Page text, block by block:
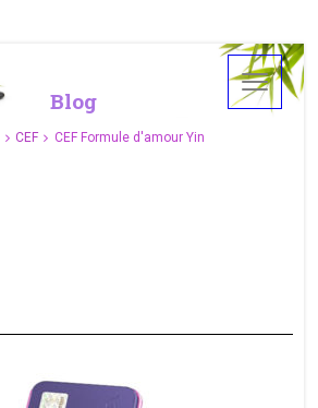
Blog
CEF CEF Formule d'amour Yin